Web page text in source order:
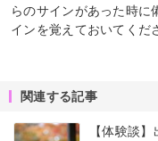
らのサインがあった時に
インを覚えておいてくだ
関連する記事
【体験談